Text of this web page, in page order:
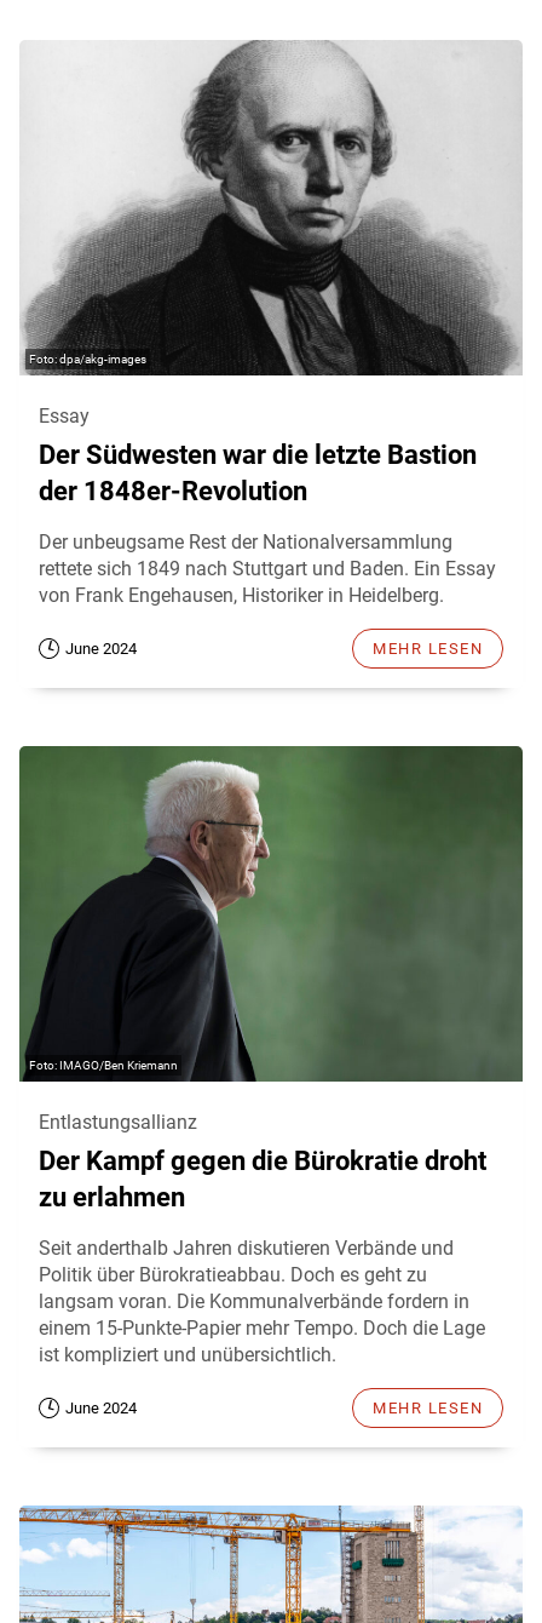
dpa/akg-images
Essay
Der Südwesten war die letzte Bastion
der 1848er-Revolution
Der unbeugsame Rest der Nationalversammlung
rettete sich 1849 nach Stuttgart und Baden. Ein Essay
von Frank Engehausen, Historiker in Heidelberg.
June 2024 MEHR LESEN
IMAGO/Ben Kriemann
Entlastungsallianz
Der Kampf gegen die Bürokratie droht
zu erlahmen
Seit anderthalb Jahren diskutieren Verbände und
Politik über Bürokratieabbau. Doch es geht zu
langsam voran. Die Kommunalverbände fordern in
einem 15-Punkte-Papier mehr Tempo. Doch die Lage
ist kompliziert und unübersichtlich.
June 2024 MEHR LESEN